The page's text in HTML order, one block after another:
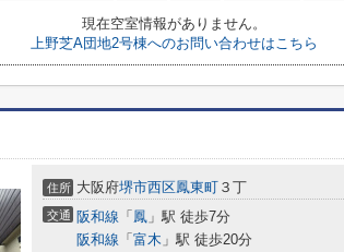
現在空室情報がありません。
上野芝A団地2号棟へのお問い合わせはこちら
住所 大阪府堺市西区鳳東町 ３丁
交通 阪和線 「 鳳 」駅 徒歩7分
阪和線 「 富木 」駅 徒歩20分